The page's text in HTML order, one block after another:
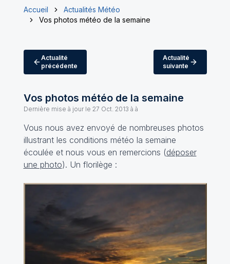
Accueil
Actualités Météo
Vos photos météo de la semaine
Actualité
précédente
Actualité
suivante
Vos photos météo de la semaine
Dernière mise à jour le 27 Oct. 2013 à à
Vous nous avez envoyé de nombreuses photos
illustrant les conditions météo la semaine
écoulée et nous vous en remercions (déposer
une photo). Un florilège :